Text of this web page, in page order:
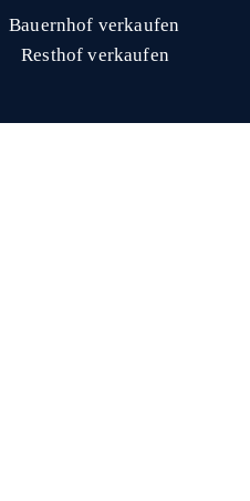
Bauernhof verkaufen
Resthof verkaufen